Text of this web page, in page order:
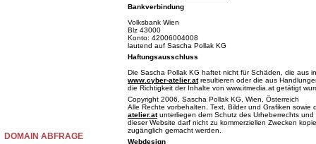
DOMAIN ABFRAGE
Bankverbindung
Volksbank Wien
Blz 43000
Konto: 42006004008
lautend auf Sascha Pollak KG
Haftungsausschluss
Die Sascha Pollak KG haftet nicht für Schäden, die aus
www.cyber-atelier.atresultieren oder die aus
die Richtigkeit der Inhalte von www.itmedia.at getätigt
Copyright 2006, Sascha Pollak KG, Wien, Österreich
Alle Rechte vorbehalten. Text, Bilder und Grafiken
atelier.atunterliegen dem Schutz des Urheberrechts
dieser Website darf nicht zu kommerziellen Zwecken
zugänglich gemacht werden.
Webdesign